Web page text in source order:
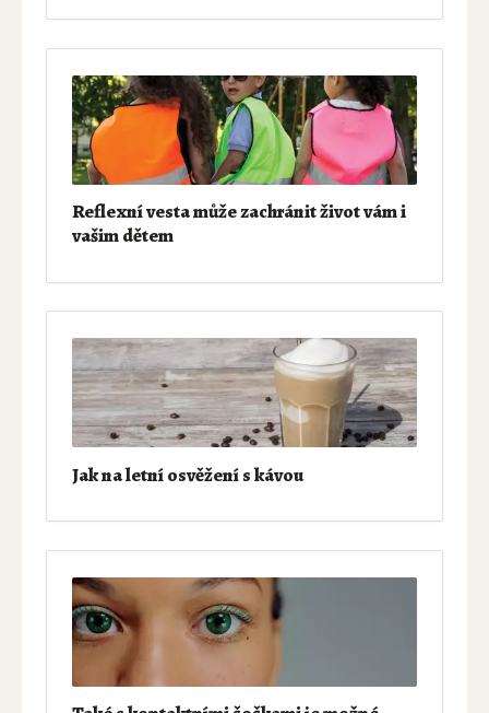
Reflexní vesta může zachránit život vám i
vašim dětem
Jak na letní osvěžení s kávou